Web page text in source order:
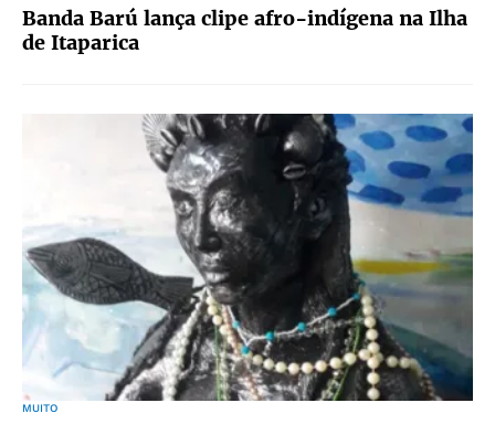
Banda Barú lança clipe afro-indígena na Ilha
de Itaparica
MUITO